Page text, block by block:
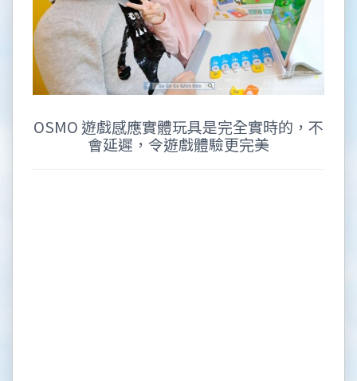
OSMO 遊戲感應實體玩具是完全實時的，不
會延遲，令遊戲體驗更完美